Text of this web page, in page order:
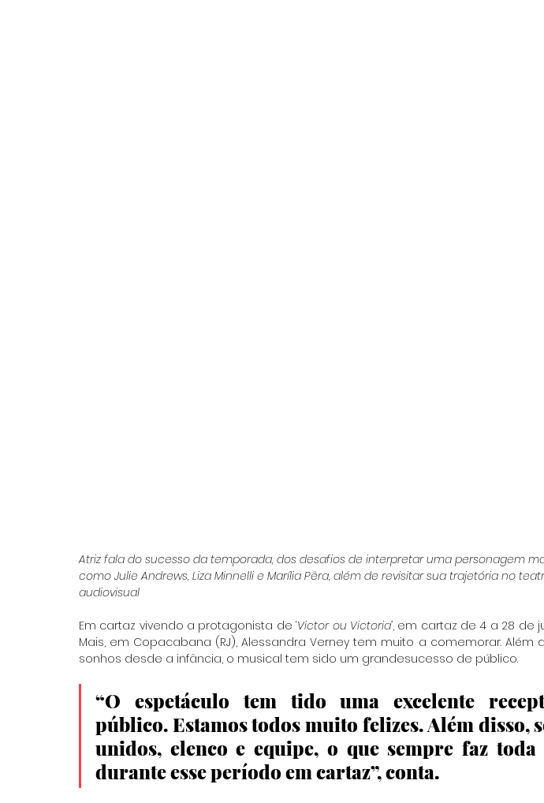
Atriz fala do sucesso da temporada, dos desafios de interpretar uma personagem
como Julie Andrews, Liza Minnelli e Marília Pêra, além de revisitar sua trajetória no
audiovisual
Em cartaz vivendo a protagonista de ‘Victor ou Victoria’, em cartaz de 4 a 28 de
Mais, em Copacabana (RJ), Alessandra Verney tem muito a comemorar.
sonhos desde a infância, o musical tem sido um grandesucesso de público.
“O espetáculo tem tido uma excelente
público. Estamos todos muito felizes. Além disso,
unidos, elenco e equipe, o que sempre faz
durante esse período em cartaz”, conta.